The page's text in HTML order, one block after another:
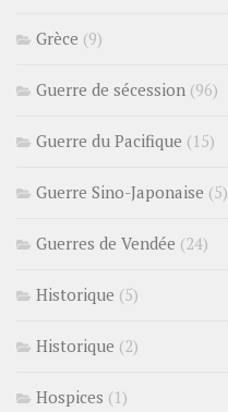
Grèce (9)
Guerre de sécession (96)
Guerre du Pacifique (15)
Guerre Sino-Japonaise (5)
Guerres de Vendée (24)
Historique (5)
Historique (2)
Hospices (1)